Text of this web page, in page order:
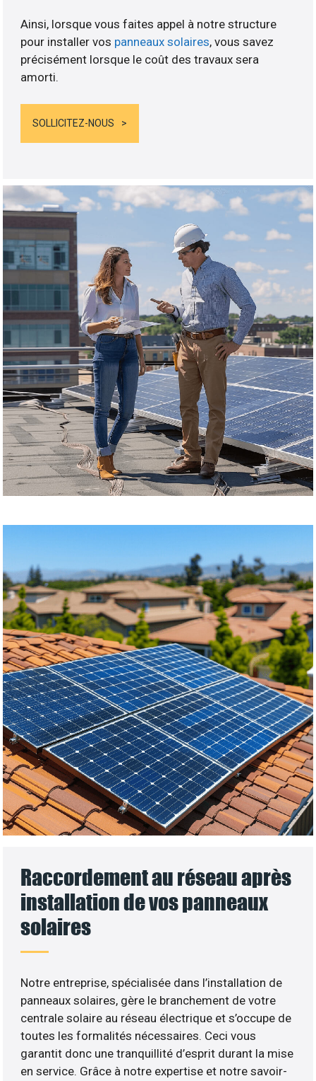
Ainsi, lorsque vous faites appel à notre structure
pour installer vos panneaux solaires, vous savez
précisément lorsque le coût des travaux sera
amorti.
SOLLICITEZ-NOUS
Raccordement au réseau après
installation de vos panneaux
solaires
Notre entreprise, spécialisée dans l’installation de
panneaux solaires, gère le branchement de votre
centrale solaire au réseau électrique et s’occupe de
toutes les formalités nécessaires. Ceci vous
garantit donc une tranquillité d’esprit durant la mise
en service. Grâce à notre expertise et notre savoir-